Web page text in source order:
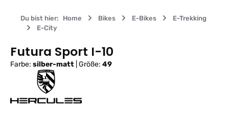
Du bist hier: Home Bikes E-Bikes
E-Trekking
E-City
Futura Sport I-10
Farbe: silber-matt Größe: 49